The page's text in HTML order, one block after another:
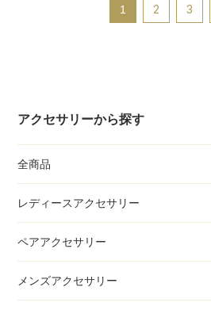
アクセサリーから探す
全商品
レディースアクセサリー
ペアアクセサリー
メンズアクセサリー
1 2 3